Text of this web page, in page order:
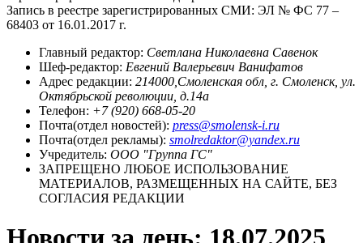
Запись в реестре зарегистрированных СМИ: ЭЛ № ФС 77 –
68403 от 16.01.2017 г.
Главный редактор: Светлана Николаевна Савенок
Шеф-редактор: Евгений Валерьевич Ванифатов
Адрес редакции: 214000,Смоленская обл, г. Смоленск, ул.
Октябрьской революции, д.14а
Телефон: +7 (920) 668-05-20
Почта(отдел новостей): press@smolensk-i.ru
Почта(отдел рекламы): smolredaktor@yandex.ru
Учредитель: ООО "Группа ГС"
ЗАПРЕЩЕНО ЛЮБОЕ ИСПОЛЬЗОВАНИЕ
МАТЕРИАЛОВ, РАЗМЕЩЕННЫХ НА САЙТЕ, БЕЗ
СОГЛАСИЯ РЕДАКЦИИ